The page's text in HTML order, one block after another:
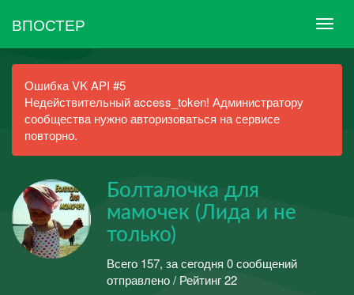
ВПОСТЕР
Ошибка VK API #5
Недействительный access_token! Администратору
сообщества нужно авторизоваться на сервисе
повторно.
Болталочка для
мамочек (Лида и не
только)
Всего 157, за сегодня 0 сообщений
отправлено / Рейтинг 22